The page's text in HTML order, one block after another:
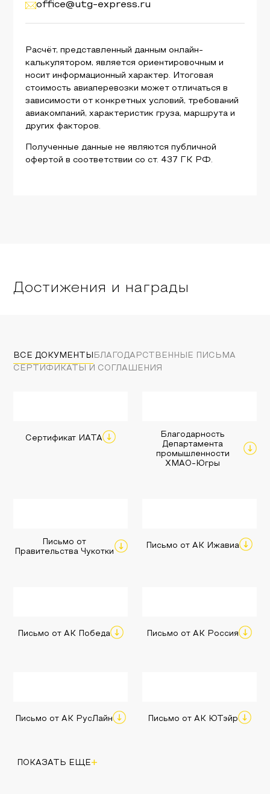
office@utg-express.ru
Расчёт, представленный данным онлайн-
калькулятором, является ориентировочным и
носит информационный характер. Итоговая
стоимость авиаперевозки может отличаться в
зависимости от конкретных условий, требований
авиакомпаний, характеристик груза, маршрута и
других факторов.
Полученные данные не являются публичной
офертой в соответствии со ст. 437 ГК РФ.
Достижения и награды
ВСЕ ДОКУМЕНТЫ БЛАГОДАРСТВЕННЫЕ ПИСЬМА
СЕРТИФИКАТЫ И СОГЛАШЕНИЯ
Сертификат ИАТА
Благодарность
Департамента
промышленности
ХМАО-Югры
Письмо от
Правительства Чукотки
Письмо от АК Ижавиа
Письмо от АК Победа Письмо от АК Россия
Письмо от АК РусЛайн Письмо от АК ЮТэйр
ПОКАЗАТЬ ЕЩЕ+